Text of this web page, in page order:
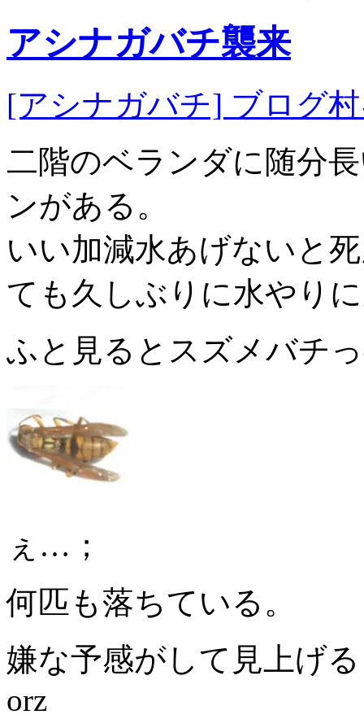
アシナガバチ襲来
[アシナガバチ] ブログ
二階のベランダに随分
ンがある。
いい加減水あげないと
ても久しぶりに水やり
ふと見るとスズメバチ
ぇ…；
何匹も落ちている。
嫌な予感がして見上げ
orz